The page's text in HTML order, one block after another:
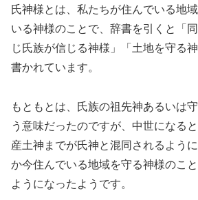
氏神様とは、私たちが住んでいる地
いる神様のことで、辞書を引くと「
じ氏族が信じる神様」「土地を守る
書かれています。
もともとは、氏族の祖先神あるいは
う意味だったのですが、中世になる
産土神までが氏神と混同されるよう
か今住んでいる地域を守る神様のこ
ようになったようです。